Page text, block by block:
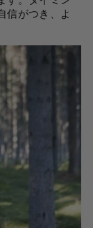
信がつき、よ